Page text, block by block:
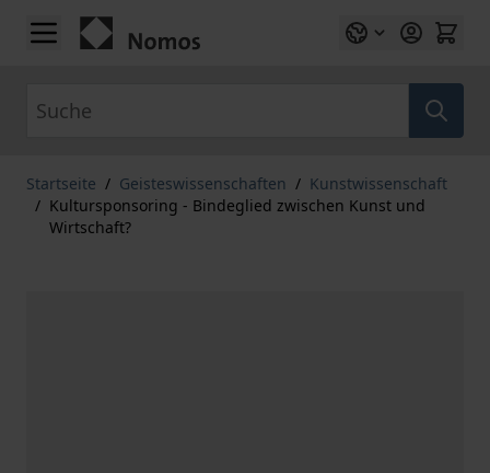
Zum Inhalt springen
Startseite / Geisteswissenschaften / Kunstwissenschaft
/ Kultursponsoring - Bindeglied zwischen Kunst und
Wirtschaft?